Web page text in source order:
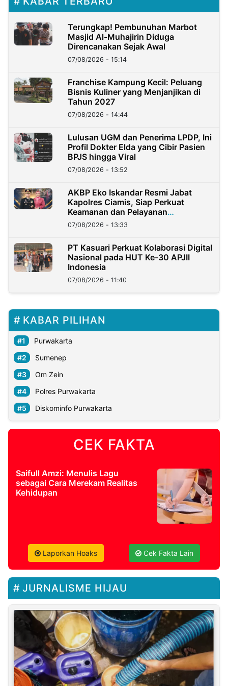
Terungkap! Pembunuhan Marbot
Masjid Al-Muhajirin Diduga
Direncanakan Sejak Awal
07/08/2026 - 15:14
Franchise Kampung Kecil: Peluang
Bisnis Kuliner yang Menjanjikan di
Tahun 2027
07/08/2026 - 14:44
Lulusan UGM dan Penerima LPDP, Ini
Profil Dokter Elda yang Cibir Pasien
BPJS hingga Viral
07/08/2026 - 13:52
AKBP Eko Iskandar Resmi Jabat
Kapolres Ciamis, Siap Perkuat
Keamanan dan Pelayanan
Masyarakat
07/08/2026 - 13:33
PT Kasuari Perkuat Kolaborasi Digital
Nasional pada HUT Ke-30 APJII
Indonesia
07/08/2026 - 11:40
KABAR PILIHAN
Purwakarta
Sumenep
Om Zein
Polres Purwakarta
Diskominfo Purwakarta
CEK FAKTA
Saifull Amzi: Menulis Lagu
sebagai Cara Merekam Realitas
Kehidupan
Laporkan Hoaks Cek Fakta Lain
JURNALISME HIJAU